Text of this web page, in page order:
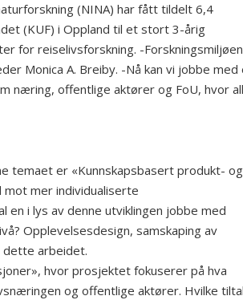
(NINA) har fått tildelt 6,4
(KUF) i Oppland til et stort 3-årig
for reiselivsforskning. -
Monica A. Breiby. -Nå kan vi jobbe med
næring, offentlige aktører og FoU, hvor
temaet er «Kunnskapsbasert produkt- og
mer individualiserte
i lys av denne utviklingen jobbe med
Opplevelsesdesign, samskaping av
dette arbeidet.
hvor prosjektet fokuserer på hva
og offentlige aktører. Hvilke